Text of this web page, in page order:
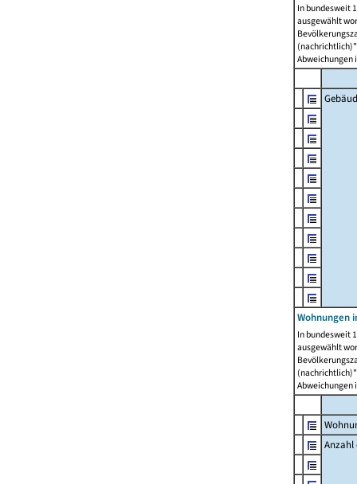
In bundesweit
ausgewählt
Abweichungen
Wohnungen
In bundesweit
ausgewählt
Abweichungen
Anzahl